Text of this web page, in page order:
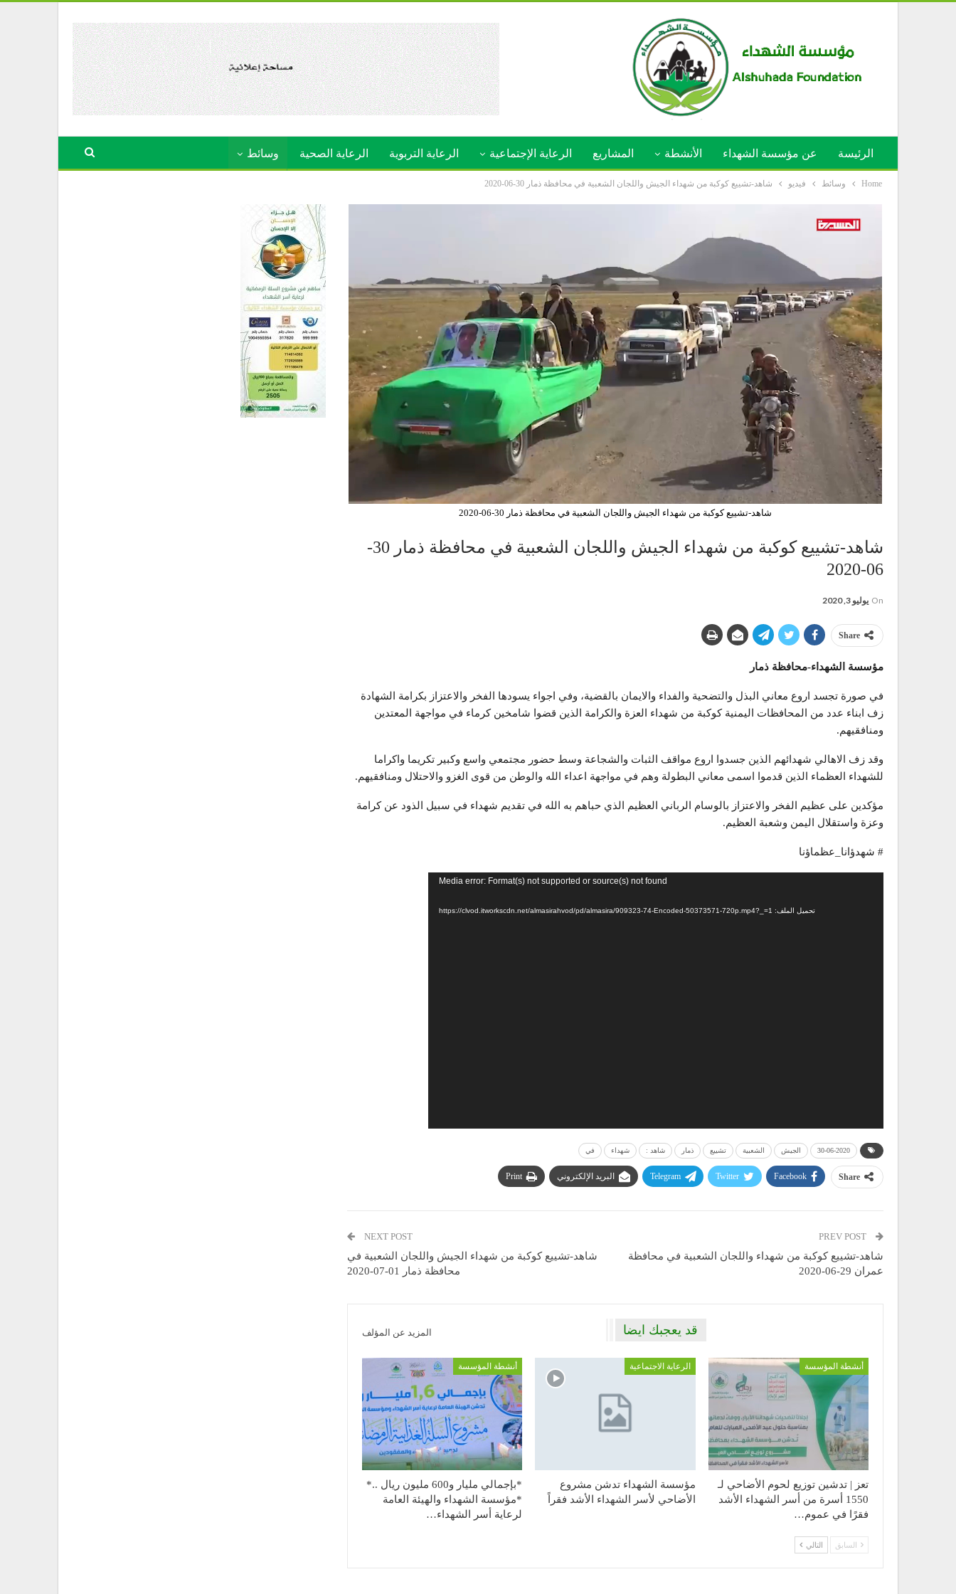
الرئيسة عن مؤسسة الشهداء الأنشطة المشاريع الرعاية الإجتماعية الرعاية التربوية الرعاية الصحية وسائط
Home وسائط فيديو شاهد-تشييع كوكبة من شهداء الجيش واللجان الشعبية في محافظة ذمار 30-06-2020
شاهد-تشييع كوكبة من شهداء الجيش واللجان الشعبية في محافظة ذمار 30-06-2020
شاهد-تشييع كوكبة من شهداء الجيش واللجان الشعبية في محافظة ذمار 30-
06-2020
On يوليو 3, 2020
Share
مؤسسة الشهداء-محافظة ذمار
في صورة تجسد اروع معاني البذل والتضحية والفداء والايمان بالقضية، وفي اجواء يسودها الفخر والاعتزاز بكرامة الشهادة
زف ابناء عدد من المحافظات اليمنية كوكبة من شهداء العزة والكرامة الذين قضوا شامخين كرماء في مواجهة المعتدين
ومنافقيهم.
وقد زف الاهالي شهدائهم الذين جسدوا اروع مواقف الثبات والشجاعة وسط حضور مجتمعي واسع وكبير تكريما واكراما
للشهداء العظماء الذين قدموا اسمی معاني البطولة وهم في مواجهة اعداء الله والوطن من قوى الغزو والاحتلال ومنافقيهم.
مؤكدين على عظيم الفخر والاعتزاز بالوسام الرباني العظيم الذي حباهم به الله في تقديم شهداء في سبيل الذود عن كرامة
وعزة واستقلال اليمن وشعبة العظيم.
# شهدؤانا_عظماؤنا
Media error: Format(s) not supported or source(s) not found
تحميل الملف: https://clvod.itworkscdn.net/almasirahvod/pd/almasira/909323-74-Encoded-50373571-720p.mp4?_=1
30-06-2020 الجيش الشعبية تشييع ذمار شاهد : شهداء في
Share
Facebook
Twitter
Telegram البريد الإلكتروني Print
شاهد-تشييع كوكبة من شهداء واللجان الشعبية في محافظة
عمران 29-06-2020
NEXT POST
شاهد-تشييع كوكبة من شهداء الجيش واللجان الشعبية في
محافظة ذمار 01-07-2020
قد يعجبك ايضا المزيد عن المؤلف
أنشطة المؤسسة
تعز | تدشين توزيع لحوم الأضاحي لـ
1550 أسرة من أسر الشهداء الأشد
فقرًا في عموم…
الرعاية الاجتماعية
مؤسسة الشهداء تدشن مشروع
الأضاحي لأسر الشهداء الأشد فقراً
أنشطة المؤسسة
*بإجمالي مليار و600 مليون ريال ..*
*مؤسسة الشهداء والهيئة العامة
لرعاية أسر الشهداء…
السابق التالي